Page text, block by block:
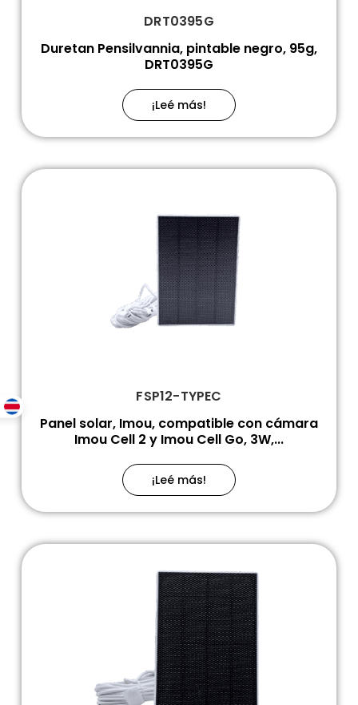
DRT0395G
Duretan Pensilvannia, pintable negro, 95g,
DRT0395G
¡Leé más!
FSP12-TYPEC
Panel solar, Imou, compatible con cámara
Imou Cell 2 y Imou Cell Go, 3W,...
¡Leé más!